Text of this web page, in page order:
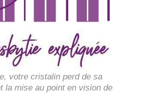
votre cristalin perd de sa
la mise au point en vision de